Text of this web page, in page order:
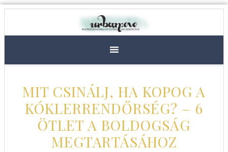
MIT CSINÁLJ, HA KOPOG A
KÓKLERRENDŐRSÉG? – 6
ÖTLET A BOLDOGSÁG
MEGTARTÁSÁHOZ